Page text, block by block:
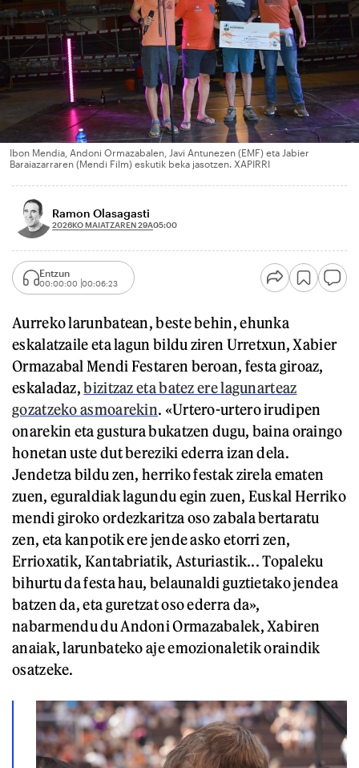
Ibon Mendia, Andoni Ormazabalen, Javi Antunezen (EMF) eta Jabier
Baraiazarraren (Mendi Film) eskutik beka jasotzen. XAPIRRI
Ramon Olasagasti
2026KO MAIATZAREN 29A05:00
Entzun
00:00:00 00:06:23
Aurreko larunbatean, beste behin, ehunka
eskalatzaile eta lagun bildu ziren Urretxun, Xabier
Ormazabal Mendi Festaren beroan, festa giroaz,
eskaladaz,bizitzaz eta batez ere lagunarteaz
gozatzeko asmoarekin. «Urtero-urtero irudipen
onarekin eta gustura bukatzen dugu, baina oraingo
honetan uste dut bereziki ederra izan dela.
Jendetza bildu zen, herriko festak zirela ematen
zuen, eguraldiak lagundu egin zuen, Euskal Herriko
mendi giroko ordezkaritza oso zabala bertaratu
zen, eta kanpotik ere jende asko etorri zen,
Errioxatik, Kantabriatik, Asturiastik... Topaleku
bihurtu da festa hau, belaunaldi guztietako jendea
batzen da, eta guretzat oso ederra da»,
nabarmendu du Andoni Ormazabalek, Xabiren
anaiak, larunbateko aje emozionaletik oraindik
osatzeke.